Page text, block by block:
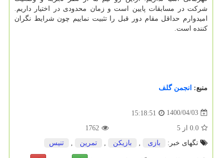
شرکت در مسابقات پایین است و زمان محدودی در اختیار داریم.
امیدوارم حداقل مقام دور قبل را تثبیت نماییم چون شرایط نگران
کننده است.
منبع: انجمن گلف
1400/04/03
15:18:51
0.0 از 5
1762
تگهای خبر:
بازی بازیكن تمرین تنیس